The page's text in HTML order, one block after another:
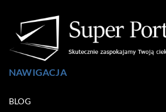
NAWIGACJA
BLOG